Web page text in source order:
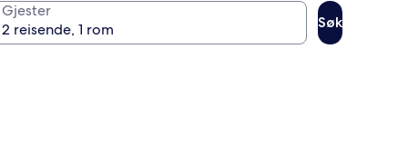
Gjester
Søk